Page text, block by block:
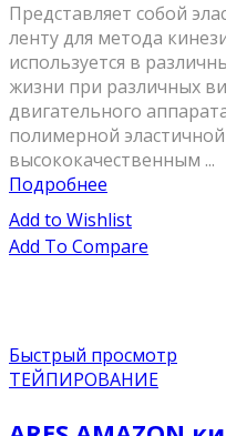
Представляет собой
ленту для метода
используется в
жизни при различных
двигательного
полимерной
высококачественным ...
Подробнее
Add to Wishlist
Add To Compare
Быстрый просмотр
ТЕЙПИРОВАНИЕ